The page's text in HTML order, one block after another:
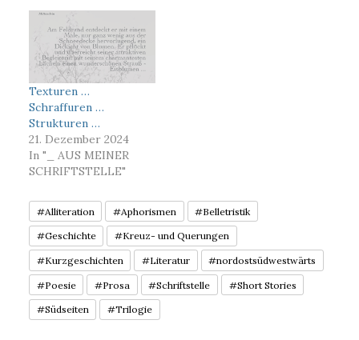
Texturen …
Schraffuren …
Strukturen …
21. Dezember 2024
In "_ AUS MEINER
SCHRIFTSTELLE"
#Alliteration #Aphorismen #Belletristik
#Geschichte #Kreuz- und Querungen
#Kurzgeschichten #Literatur #nordostsüdwestwärts
#Poesie #Prosa #Schriftstelle #Short Stories
#Südseiten #Trilogie